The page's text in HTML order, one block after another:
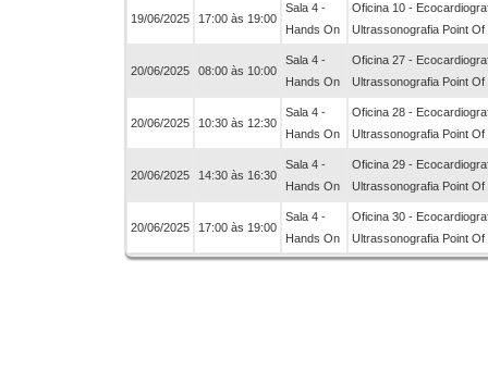
19/06/2025 17:00 às 19:00
Sala 4 -
Hands On
Oficina 10 -
Ultrassonografia Point Of
20/06/2025 08:00 às 10:00
Sala 4 -
Hands On
Oficina 27 -
Ultrassonografia Point Of
20/06/2025 10:30 às 12:30
Sala 4 -
Hands On
Oficina 28 -
Ultrassonografia Point Of
20/06/2025 14:30 às 16:30
Sala 4 -
Hands On
Oficina 29 -
Ultrassonografia Point Of
20/06/2025 17:00 às 19:00
Sala 4 -
Hands On
Oficina 30 -
Ultrassonografia Point Of